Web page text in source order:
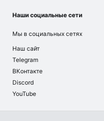
Наши социальные сети
Мы в социальных сетях
Наш сайт
Telegram
ВКонтакте
Discord
YouTube